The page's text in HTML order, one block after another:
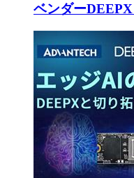
ベンダー